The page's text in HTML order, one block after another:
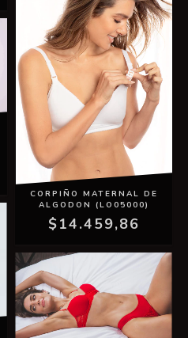
CORPIÑO MATERNAL DE
ALGODON (LO05000)
$14.459,86